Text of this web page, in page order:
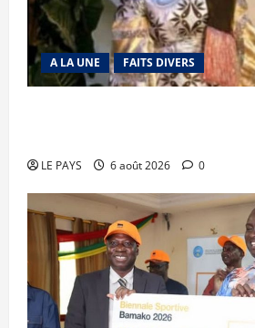
A LA UNE FAITS DIVERS
LE PAYS 6 août 2026 0